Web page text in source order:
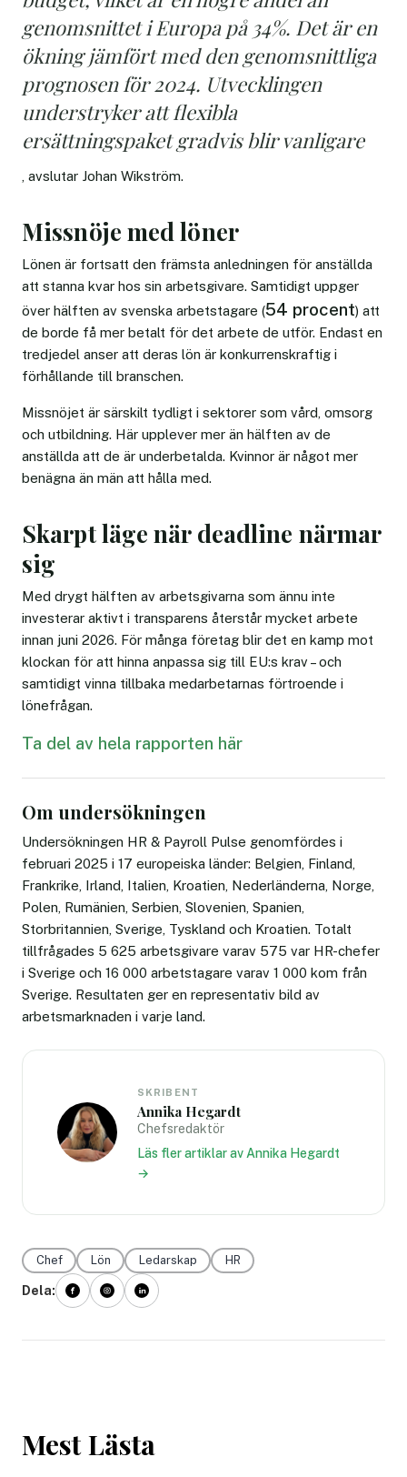
genomsnittet i Europa på 34%. Det är en
ökning jämfört med den genomsnittliga
prognosen för 2024. Utvecklingen
understryker att flexibla
ersättningspaket gradvis blir vanligare
, avslutar Johan Wikström.
Missnöje med löner
Lönen är fortsatt den främsta anledningen för anställda
att stanna kvar hos sin arbetsgivare. Samtidigt uppger
över hälften av svenska arbetstagare (54 procent) att
de borde få mer betalt för det arbete de utför. Endast en
tredjedel anser att deras lön är konkurrenskraftig i
förhållande till branschen.
Missnöjet är särskilt tydligt i sektorer som vård, omsorg
och utbildning. Här upplever mer än hälften av de
anställda att de är underbetalda. Kvinnor är något mer
benägna än män att hålla med.
Skarpt läge när deadline närmar
sig
Med drygt hälften av arbetsgivarna som ännu inte
investerar aktivt i transparens återstår mycket arbete
innan juni 2026. För många företag blir det en kamp mot
klockan för att hinna anpassa sig till EU:s krav – och
samtidigt vinna tillbaka medarbetarnas förtroende i
lönefrågan.
Ta del av hela rapporten här
Om undersökningen
Undersökningen HR & Payroll Pulse genomfördes i
februari 2025 i 17 europeiska länder: Belgien, Finland,
Frankrike, Irland, Italien, Kroatien, Nederländerna, Norge,
Polen, Rumänien, Serbien, Slovenien, Spanien,
Storbritannien, Sverige, Tyskland och Kroatien. Totalt
tillfrågades 5 625 arbetsgivare varav 575 var HR-chefer
i Sverige och 16 000 arbetstagare varav 1 000 kom från
Sverige. Resultaten ger en representativ bild av
arbetsmarknaden i varje land.
SKRIBENT
Annika Hegardt
Chefsredaktör
Läs fler artiklar av Annika Hegardt
→
Chef Lön Ledarskap HR
Dela:
Mest Lästa